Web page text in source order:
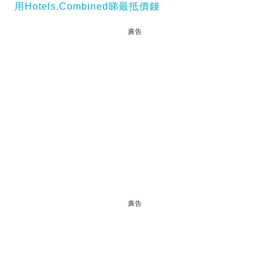
用Hotels.Combined睇最抵價錢
廣告
廣告